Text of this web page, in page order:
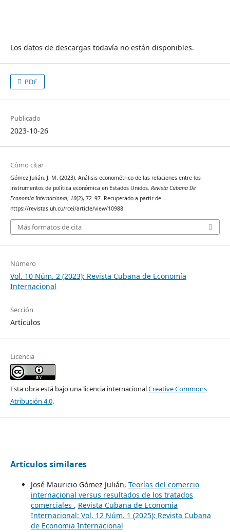
Los datos de descargas todavía no están disponibles.
PDF
Publicado
2023-10-26
Cómo citar
Gómez Julián, J. M. (2023). Análisis econométrico de las relaciones entre los
instrumentos de política económica en Estados Unidos. Revista Cubana De
Economía Internacional, 10(2), 72–97. Recuperado a partir de
https://revistas.uh.cu/rcei/article/view/10988
Más formatos de cita
Número
Vol. 10 Núm. 2 (2023): Revista Cubana de Economía
Internacional
Sección
Artículos
Licencia
Esta obra está bajo una licencia internacionalCreative Commons
Atribución 4.0.
Artículos similares
José Mauricio Gómez Julián, Teorías del comercio
internacional versus resultados de los tratados
comerciales , Revista Cubana de Economía
Internacional: Vol. 12 Núm. 1 (2025): Revista Cubana
de Economia Internacional